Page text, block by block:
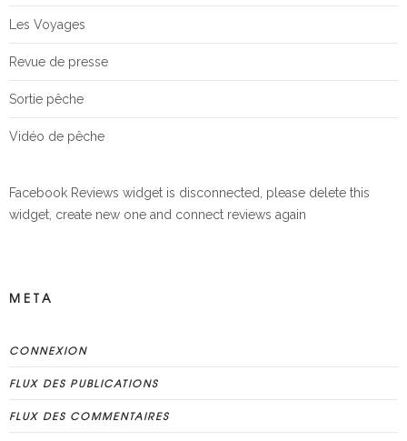
Les Voyages
Revue de presse
Sortie pêche
Vidéo de pêche
Facebook Reviews widget is disconnected, please delete this
widget, create new one and connect reviews again
META
CONNEXION
FLUX DES PUBLICATIONS
FLUX DES COMMENTAIRES